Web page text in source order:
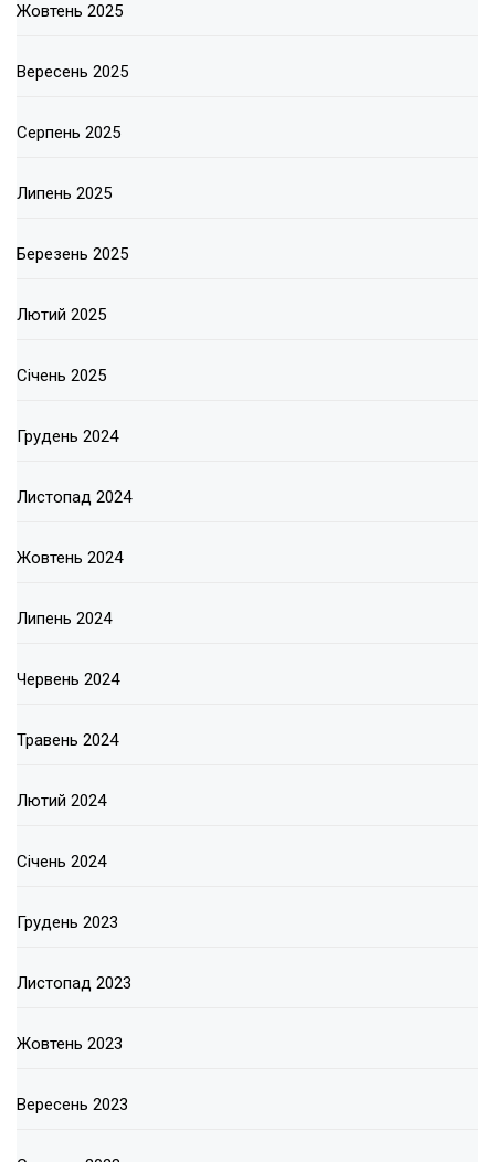
Жовтень 2025
Вересень 2025
Серпень 2025
Липень 2025
Березень 2025
Лютий 2025
Січень 2025
Грудень 2024
Листопад 2024
Жовтень 2024
Липень 2024
Червень 2024
Травень 2024
Лютий 2024
Січень 2024
Грудень 2023
Листопад 2023
Жовтень 2023
Вересень 2023